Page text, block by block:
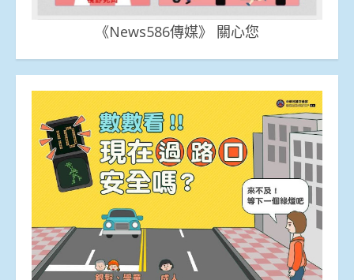
《News586傳媒》 關心您